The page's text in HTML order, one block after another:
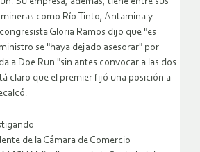
como Río Tinto, Antamina y
Gloria Ramos dijo que "es
se "haya dejado asesorar" por
a Doe Run "sin antes convocar a las dos
claro que el premier fijó una posición a
de la Cámara de Comercio